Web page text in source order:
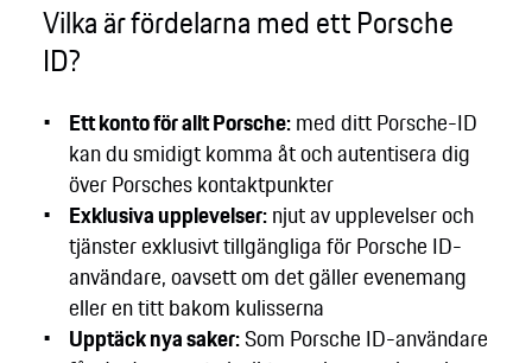
Vilka är fördelarna med ett Porsche
ID?
Ett konto för allt Porsche:med ditt Porsche-ID
kan du smidigt komma åt och autentisera dig
över Porsches kontaktpunkter
Exklusiva upplevelser:njut av upplevelser och
tjänster exklusivt tillgängliga för Porsche ID-
användare, oavsett om det gäller evenemang
eller en titt bakom kulisserna
Upptäck nya saker:Som Porsche ID-användare